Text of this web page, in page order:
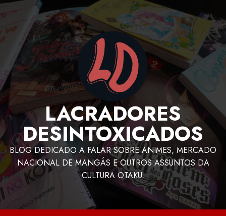
LACRADORES
DESINTOXICADOS
BLOG DEDICADO A FALAR SOBRE ANIMES, MERCADO
NACIONAL DE MANGÁS E OUTROS ASSUNTOS DA
CULTURA OTAKU.